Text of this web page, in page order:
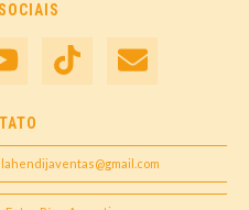
lahendijaventas@gmail.com